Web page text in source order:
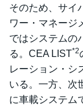
そのため、サイ
ワー・マネージ
ではシステムの
る。CEA LIST*2
レーション・シ
いる。一方、次
に車載システム